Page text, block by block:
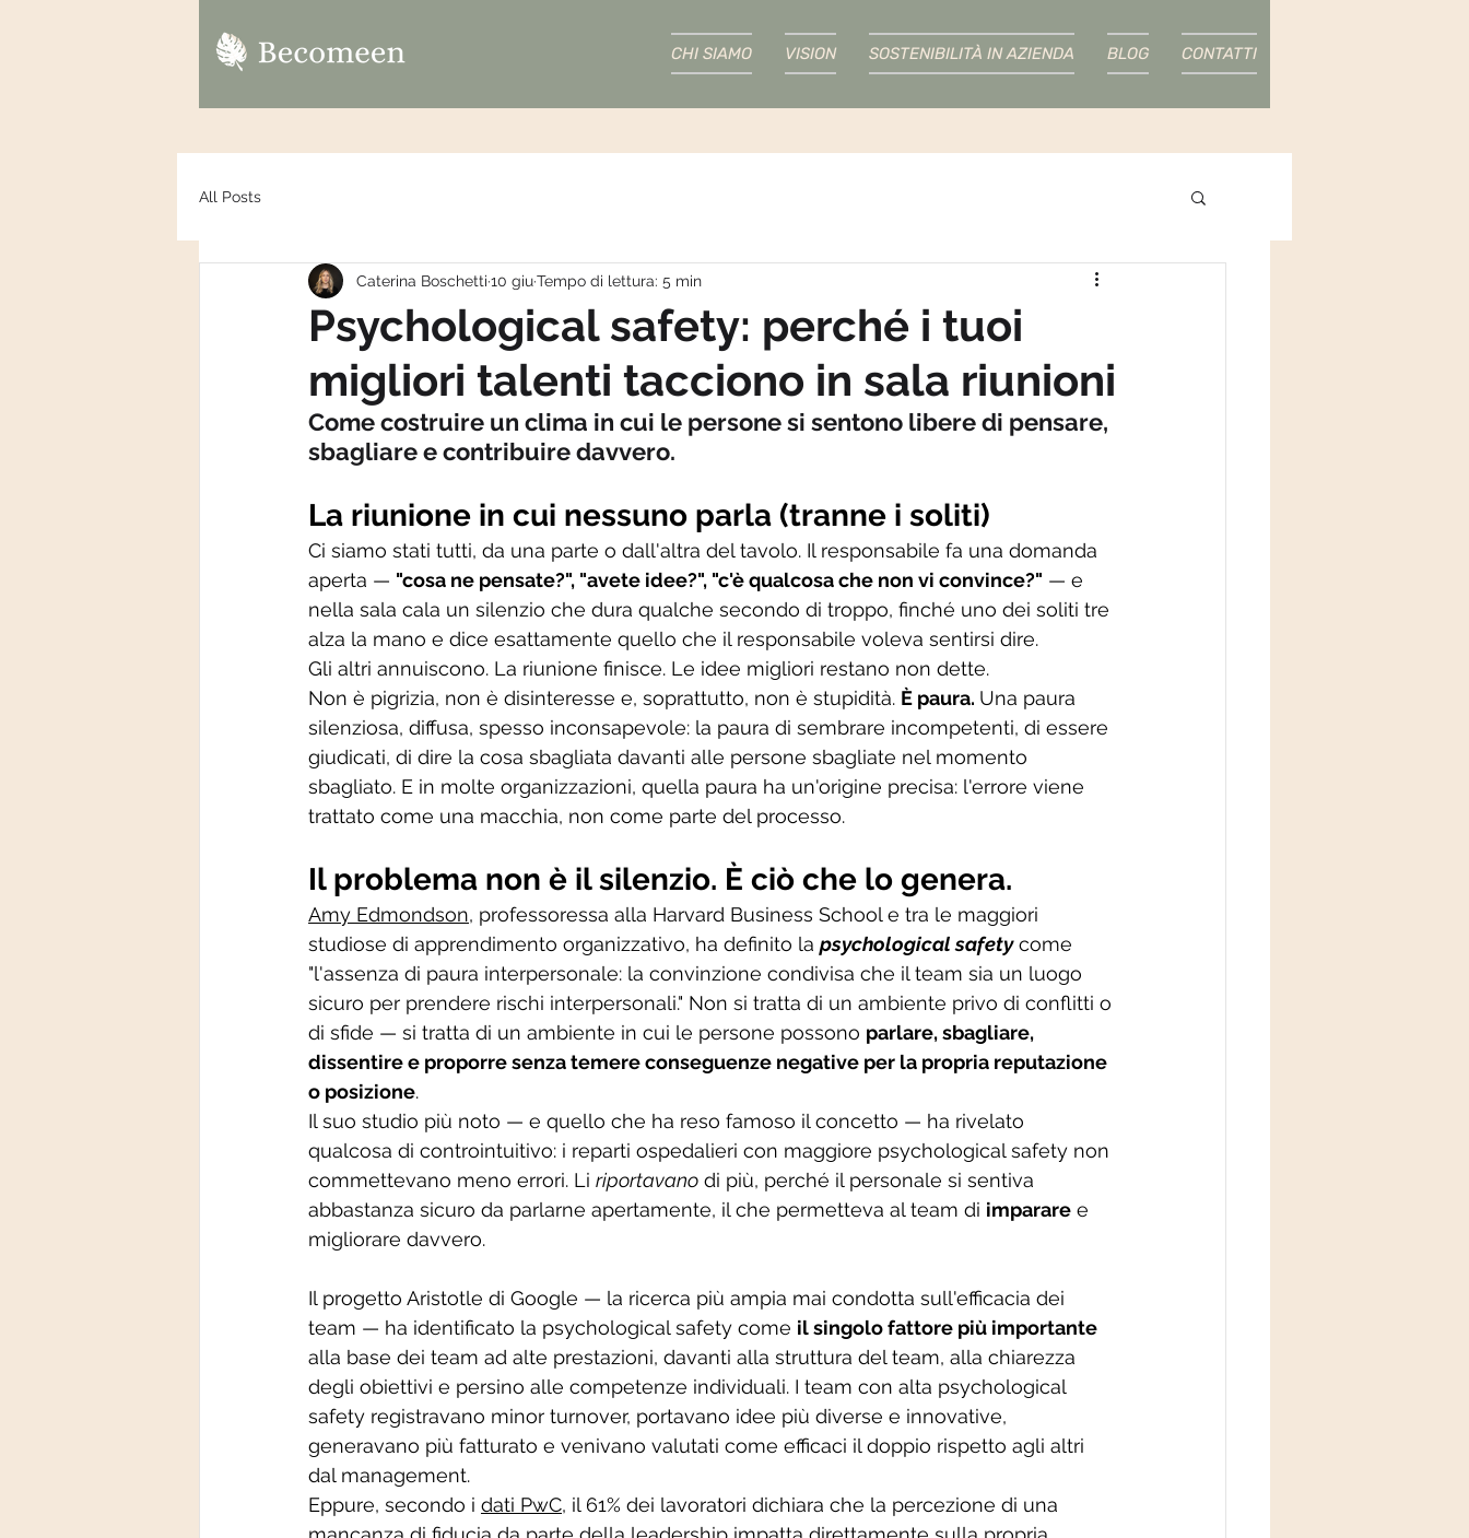
CHI SIAMO VISION SOSTENIBILITÀ IN AZIENDA BLOG CONTATTI
All Posts
Psychological safety: perché i tuoi
migliori talenti tacciono in sala riunioni
Caterina Boschetti 10 giuTempo di lettura: 5 min
Come costruire un clima in cui le persone si sentono libere di pensare,
sbagliare e contribuire davvero.
La riunione in cui nessuno parla (tranne i soliti)
Ci siamo stati tutti, da una parte o dall'altra del tavolo. Il responsabile fa una domanda
aperta — "cosa ne pensate?", "avete idee?", "c'è qualcosa che non vi convince?" — e
nella sala cala un silenzio che dura qualche secondo di troppo, finché uno dei soliti tre
alza la mano e dice esattamente quello che il responsabile voleva sentirsi dire.
Gli altri annuiscono. La riunione finisce. Le idee migliori restano non dette.
Non è pigrizia, non è disinteresse e, soprattutto, non è stupidità. È paura. Una paura
silenziosa, diffusa, spesso inconsapevole: la paura di sembrare incompetenti, di essere
giudicati, di dire la cosa sbagliata davanti alle persone sbagliate nel momento
sbagliato. E in molte organizzazioni, quella paura ha un'origine precisa: l'errore viene
trattato come una macchia, non come parte del processo.
Il problema non è il silenzio. È ciò che lo genera.
Amy Edmondson, professoressa alla Harvard Business School e tra le maggiori
studiose di apprendimento organizzativo, ha definito la psychological safety come
"l'assenza di paura interpersonale: la convinzione condivisa che il team sia un luogo
sicuro per prendere rischi interpersonali." Non si tratta di un ambiente privo di conflitti o
di sfide — si tratta di un ambiente in cui le persone possono parlare, sbagliare,
dissentire e proporre senza temere conseguenze negative per la propria reputazione
o posizione.
Il suo studio più noto — e quello che ha reso famoso il concetto — ha rivelato
qualcosa di controintuitivo: i reparti ospedalieri con maggiore psychological safety non
commettevano meno errori. Li riportavano di più, perché il personale si sentiva
abbastanza sicuro da parlarne apertamente, il che permetteva al team di imparare e
migliorare davvero.
Il progetto Aristotle di Google — la ricerca più ampia mai condotta sull'efficacia dei
team — ha identificato la psychological safety come il singolo fattore più importante
alla base dei team ad alte prestazioni, davanti alla struttura del team, alla chiarezza
degli obiettivi e persino alle competenze individuali. I team con alta psychological
safety registravano minor turnover, portavano idee più diverse e innovative,
generavano più fatturato e venivano valutati come efficaci il doppio rispetto agli altri
dal management.
Eppure, secondo i dati PwC, il 61% dei lavoratori dichiara che la percezione di una